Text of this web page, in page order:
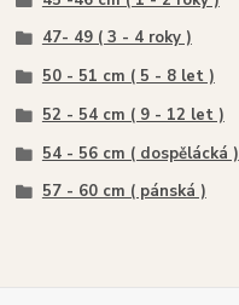
47- 49 ( 3 - 4 roky )
50 - 51 cm ( 5 - 8 let )
52 - 54 cm ( 9 - 12 let )
54 - 56 cm ( dospělácká )
57 - 60 cm ( pánská )